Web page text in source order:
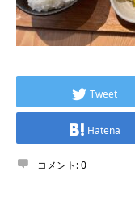
Tweet
Hatena
コメント:0